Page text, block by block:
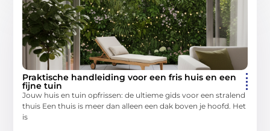
Praktische handleiding voor een fris huis en een
fijne tuin
Jouw huis en tuin opfrissen: de ultieme gids voor een stralend
thuis Een thuis is meer dan alleen een dak boven je hoofd. Het
is